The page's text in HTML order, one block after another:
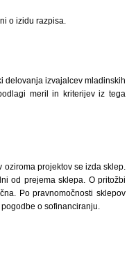
o izidu razpisa.
delovanja izvajalcev mladinskih
meril in kriterijev iz tega
projektov se izda sklep.
od prejema sklepa. O pritožbi
Po pravnomočnosti sklepov
o sofinanciranju.